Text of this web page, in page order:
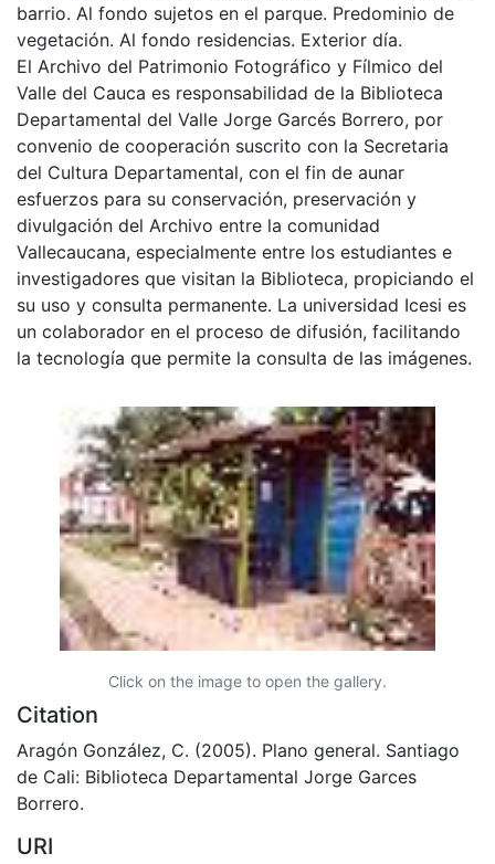
barrio. Al fondo sujetos en el parque. Predominio de
vegetación. Al fondo residencias. Exterior día.
El Archivo del Patrimonio Fotográfico y Fílmico del
Valle del Cauca es responsabilidad de la Biblioteca
Departamental del Valle Jorge Garcés Borrero, por
convenio de cooperación suscrito con la Secretaria
del Cultura Departamental, con el fin de aunar
esfuerzos para su conservación, preservación y
divulgación del Archivo entre la comunidad
Vallecaucana, especialmente entre los estudiantes e
investigadores que visitan la Biblioteca, propiciando el
su uso y consulta permanente. La universidad Icesi es
un colaborador en el proceso de difusión, facilitando
la tecnología que permite la consulta de las imágenes.
Click on the image to open the gallery.
Citation
Aragón González, C. (2005). Plano general. Santiago
de Cali: Biblioteca Departamental Jorge Garces
Borrero.
URI